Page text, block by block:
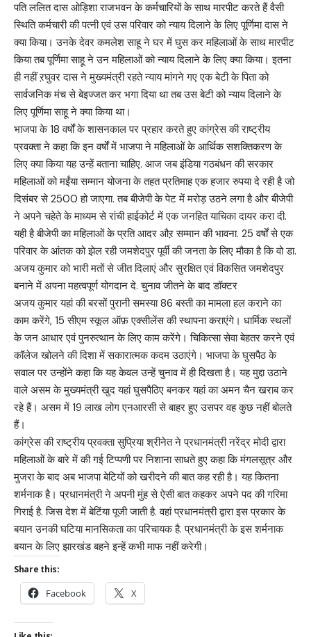
पति ललित दास ओड़िशा राजभवन के कर्मचारियों के साथ मारपीट करते हैं वैसी
स्थिति कर्मचारी की पत्नी एवं उस परिवार को न्याय दिलाने के लिए पूर्णिमा दास ने
क्या किया। उनके देवर कमलेश साहू ने घर में घुस कर महिलाओं के साथ मारपीट
किया तब पूर्णिमा साहू ने उन महिलाओं को न्याय दिलाने के लिए क्या किया। इतना
ही नहीं ऱघुवर दास ने मुख्यमंत्री रहते न्याय मांगने गए एक बेटी के पिता को
सार्वजनिक मंच से बेइज्जत कर भगा दिया था तब उस बेटी को न्याय दिलाने के
लिए पूर्णिमा साहू ने क्या किया था।
भाजपा के 18 वर्षों के शासनकाल पर प्रहार करते हुए कांग्रेस की राष्ट्रीय
प्रवक्ता ने कहा कि इन वर्षों में भाजपा ने महिलाओं के आर्थिक सशक्तिकरण के
लिए क्या किया यह उन्हें बताना चाहिए. आज जब इंडिया गठबंधन की सरकार
महिलाओं को मईंया सम्मान योजना के तहत प्रतिमाह एक हजार रुपया दे रही है जो
दिसंबर से 2500 हो जाएगा. तब बीजेपी के पेट में मरोड़ उठने लगा है और बीजेपी
ने अपने चहेते के माध्यम से रांची हाईकोर्ट में एक जनहित याचिका दायर करा दी.
यही है बीजेपी का महिलाओं के प्रति आदर औऱ सम्मान की भावना. 25 वर्षों से एक
परिवार के आंतक को झेल रही जमशेदपुर पूर्वी की जनता के लिए मौका है कि वो डा.
अजय कुमार को भारी मतों से जीत दिलाएं और सुरक्षित एवं विकसित जमशेदपुर
बनाने में अपना महत्वपूर्ण योगदान दे. चुनाव जीतने के बाद डॉक्टर
अजय कुमार यहां की बरसों पुरानी समस्या 86 बस्ती का मामला हल कराने का
काम करेंगे, 15 सीएम स्कूल ऑफ़ एक्सीलेंस की स्थापना कराएंगे। धार्मिक स्थलों
के जन आधार एवं पुनरुत्थान के लिए काम करेंगे। चिकित्सा सेवा बेहतर करने एवं
कॉलेज खोलने की दिशा में सकारात्मक कदम उठाएंगे। भाजपा के घुसपैठ के
सवाल पर उन्होंने कहा कि यह केवल उन्हें चुनाव में ही दिखता है। यह मुद्दा उठाने
वाले असम के मुख्यमंत्री खुद यहां घुसपैठिए बनकर यहां का अमन चैन खराब कर
रहे हैं। असम में 19 लाख लोग एनआरसी से बाहर हुए उसपर वह कुछ नहीं बोलते
हैं।
कांग्रेस की राष्ट्रीय प्रवक्ता सुप्रिया श्रीनेत ने प्रधानमंत्री नरेंद्र मोदी द्वारा
महिलाओं के बारे में की गई टिप्पणी पर निशाना साधते हुए कहा कि मंगलसूत्र और
मुजरा के बाद अब भाजपा बेटियों को खरीदने की बात कह रही है। यह कितना
शर्मनाक है। प्रधानमंत्री ने अपनी मुंह से ऐसी बात कहकर अपने पद की गरिमा
गिराई है. जिस देश में बेटिंया पूजी जाती है. वहां प्रधानमंत्री द्वारा इस प्रकार के
बयान उनकी घटिया मानसिकता का परिचायक है. प्रधानमंत्री के इस शर्मनाक
बयान के लिए झारखंड बहने इन्हें कभी माफ नहीं करेगी।
Share this:
Facebook X